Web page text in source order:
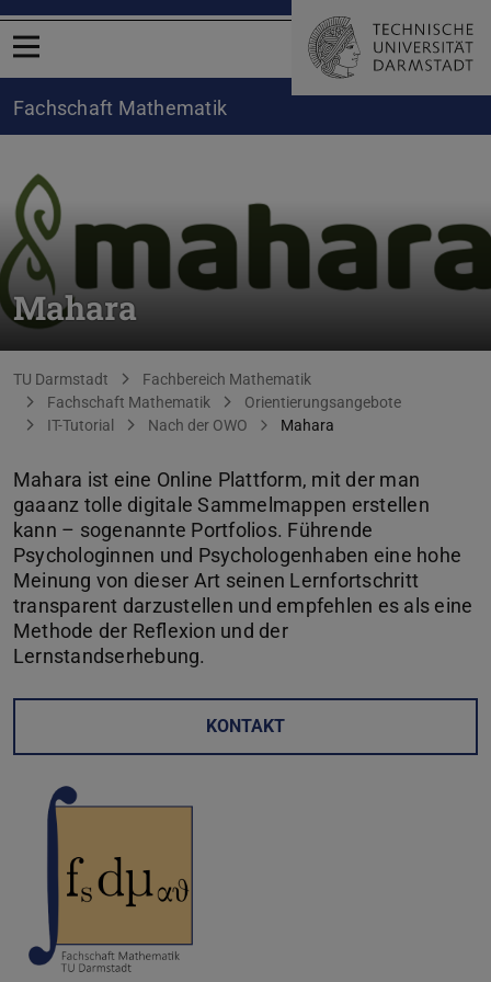
Menü öffnen
Fachschaft Mathematik
Mahara
Sie befinden sich hier:
TU Darmstadt
Fachbereich Mathematik
Fachschaft Mathematik
Orientierungsangebote
IT-Tutorial
Nach der OWO Mahara
Mahara ist eine Online Plattform, mit der man
gaaanz tolle digitale Sammelmappen erstellen
kann – sogenannte Portfolios. Führende
Psychologinnen und Psychologenhaben eine hohe
Meinung von dieser Art seinen Lernfortschritt
transparent darzustellen und empfehlen es als eine
Methode der Reflexion und der
Lernstandserhebung.
KONTAKT